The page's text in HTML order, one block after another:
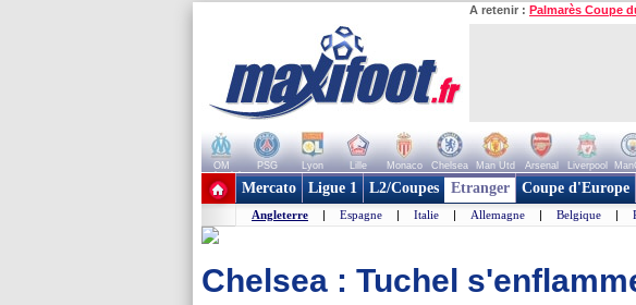
A retenir : Palmarès Coupe
OM PSG Lyon Lille Monaco Chelsea Man Utd Arsenal Liverpool
+ de clubs
Mercato Ligue 1 L2/Coupes Etranger Coupe d'Europe
Angleterre | Espagne | Italie | Allemagne | Belgique |
Chelsea : Tuchel